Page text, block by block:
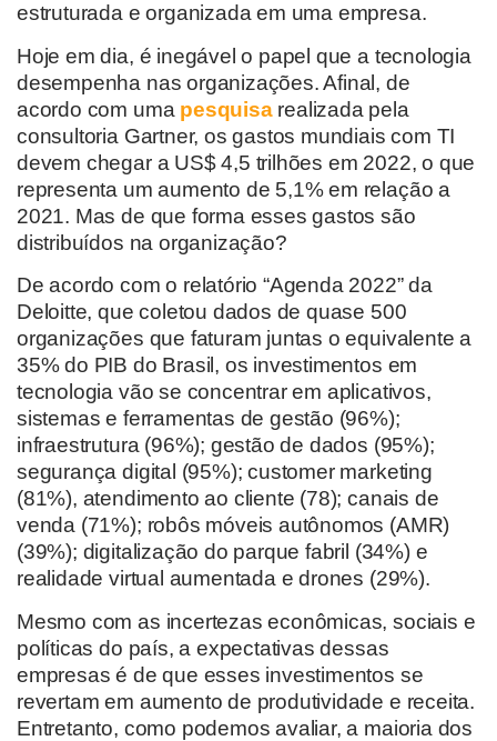
estruturada e organizada em uma empresa.
Hoje em dia, é inegável o papel que a tecnologia
desempenha nas organizações. Afinal, de
acordo com uma pesquisarealizada pela
consultoria Gartner, os gastos mundiais com TI
devem chegar a US$ 4,5 trilhões em 2022, o que
representa um aumento de 5,1% em relação a
2021. Mas de que forma esses gastos são
distribuídos na organização?
De acordo com o relatório “Agenda 2022” da
Deloitte, que coletou dados de quase 500
organizações que faturam juntas o equivalente a
35% do PIB do Brasil, os investimentos em
tecnologia vão se concentrar em aplicativos,
sistemas e ferramentas de gestão (96%);
infraestrutura (96%); gestão de dados (95%);
segurança digital (95%); customer marketing
(81%), atendimento ao cliente (78); canais de
venda (71%); robôs móveis autônomos (AMR)
(39%); digitalização do parque fabril (34%) e
realidade virtual aumentada e drones (29%).
Mesmo com as incertezas econômicas, sociais e
políticas do país, a expectativas dessas
empresas é de que esses investimentos se
revertam em aumento de produtividade e receita.
Entretanto, como podemos avaliar, a maioria dos